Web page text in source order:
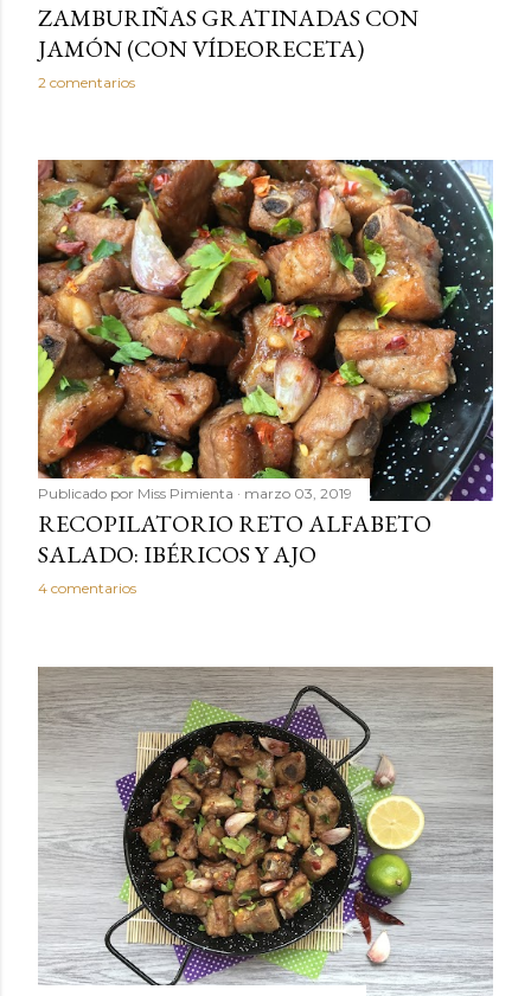
ZAMBURIÑAS GRATINADAS CON
JAMÓN (CON VÍDEORECETA)
2 comentarios
Publicado por Miss Pimienta marzo 03, 2019
RECOPILATORIO RETO ALFABETO
SALADO: IBÉRICOS Y AJO
4 comentarios